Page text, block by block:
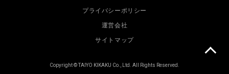
プライバシーポリシー
運営会社
サイトマップ
Copyright © TAIYO KIKAKU Co., Ltd. All Rights Reserved.